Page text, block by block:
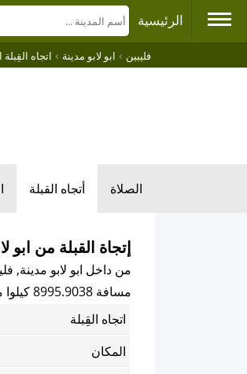
الرئيسية
فليبين › ابو لابو مدينة › اتجاه القِبلة
الصلاة أتجاه القبلة
إتجاة القبلة من ابو
من داخل ابو لابو مدينة,
مسافة 8995.9038 كيلوا متر.
اتجاه القِبلة
المكان